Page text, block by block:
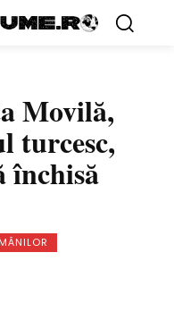
Movilă,
turcesc,
închisă